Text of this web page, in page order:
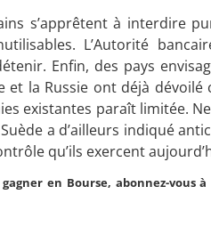
s’apprêtent à interdire
L’Autorité
Enfin, des pays
la Russie ont déjà dévoilé
existantes paraît limitée.
a d’ailleurs indiqué
qu’ils exercent
en Bourse, abonnez-vous à